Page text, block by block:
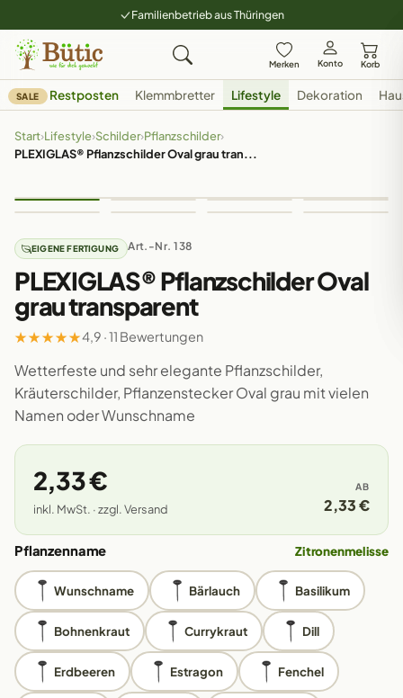
Familienbetrieb aus Thüringen
Merken Konto Korb
SALE Restposten Klemmbretter Lifestyle Dekoration
Start›Lifestyle›Schilder›Pflanzschilder›
PLEXIGLAS® Pflanzschilder Oval grau tran...
EIGENE FERTIGUNG Art.-Nr. 138
PLEXIGLAS® Pflanzschilder Oval
grau transparent
★★★★★4,9 · 11 Bewertungen
Wetterfeste und sehr elegante Pflanzschilder,
Kräuterschilder, Pflanzenstecker Oval grau mit vielen
Namen oder Wunschname
2,33 €
inkl. MwSt. · zzgl. Versand
AB
2,33 €
Pflanzenname Zitronenmelisse
Wunschname Bärlauch Basilikum
Bohnenkraut Currykraut Dill
Erdbeeren Estragon Fenchel